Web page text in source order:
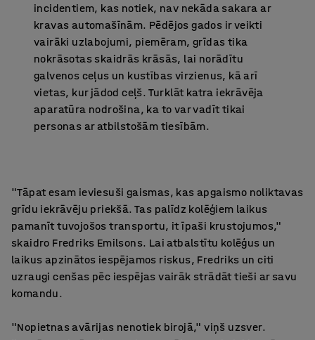
incidentiem, kas notiek, nav nekāda sakara ar
kravas automašīnām. Pēdējos gados ir veikti
vairāki uzlabojumi, piemēram, grīdas tika
nokrāsotas skaidrās krāsās, lai norādītu
galvenos ceļus un kustības virzienus, kā arī
vietas, kur jādod ceļš. Turklāt katra iekrāvēja
aparatūra nodrošina, ka to var vadīt tikai
personas ar atbilstošām tiesībām.
"Tāpat esam ieviesuši gaismas, kas apgaismo noliktavas
grīdu iekrāvēju priekšā. Tas palīdz kolēģiem laikus
pamanīt tuvojošos transportu, it īpaši krustojumos,"
skaidro Fredriks Emilsons. Lai atbalstītu kolēģus un
laikus apzinātos iespējamos riskus, Fredriks un citi
uzraugi cenšas pēc iespējas vairāk strādāt tieši ar savu
komandu.
"Nopietnas avārijas nenotiek birojā," viņš uzsver.